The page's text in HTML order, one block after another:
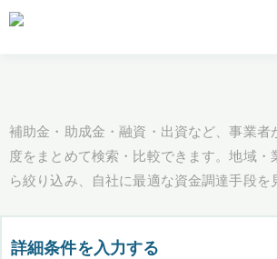
補助金・助成金・融資・出資など、事業者
度をまとめて検索・比較できます。地域・
ら絞り込み、自社に最適な資金調達手段を
詳細条件を入力する